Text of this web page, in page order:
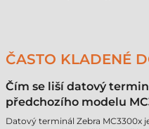
ČASTO KLADENÉ
Čím se liší datový
předchozího modelu
Datový terminál Zebra MC3300x